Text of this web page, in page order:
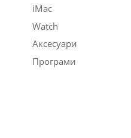
iMac
Watch
Аксесуари
Програми